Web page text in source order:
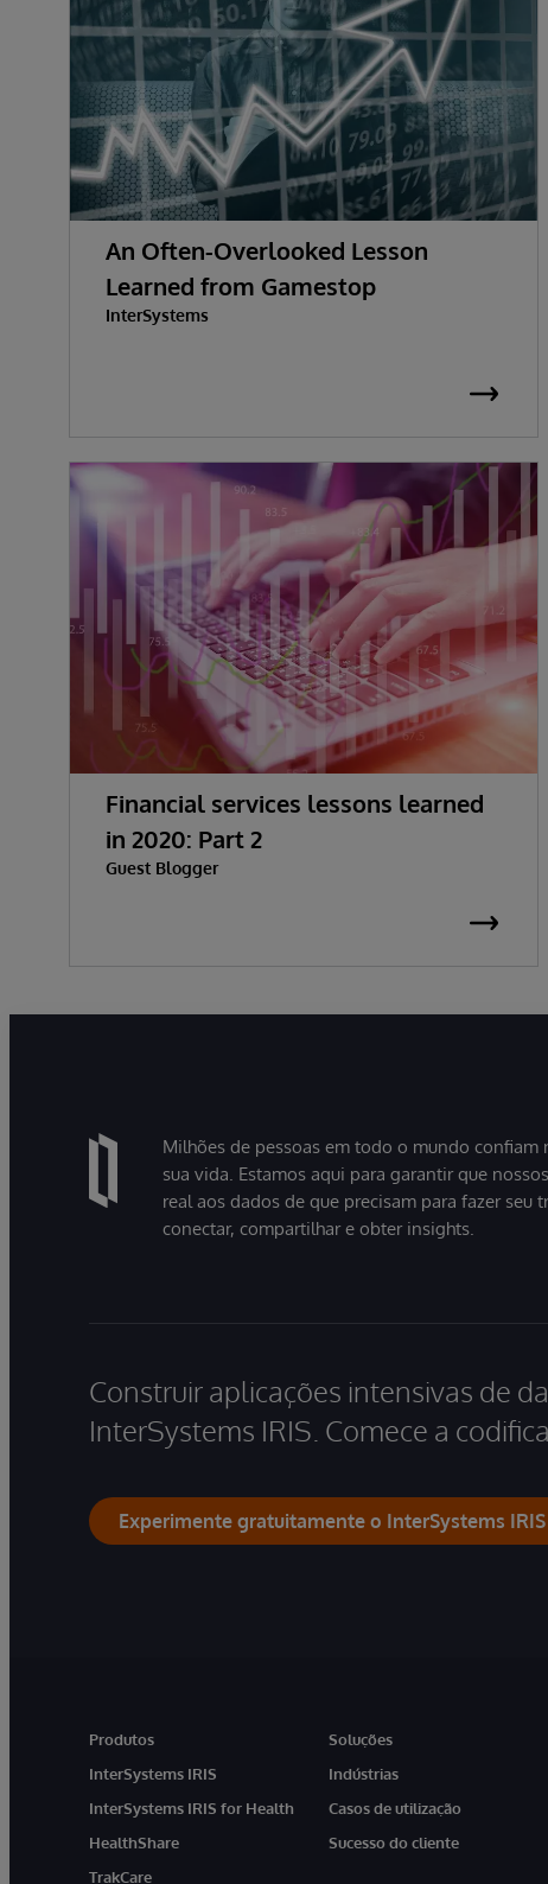
An Often-Overlooked Lesson
Learned from Gamestop
InterSystems
Financial services lessons learned
in 2020: Part 2
Guest Blogger
Milhões de pessoas em todo o mundo confiam
sua vida. Estamos aqui para garantir que
real aos dados de que precisam para fazer
conectar, compartilhar e obter insights.
Construir aplicações intensivas de
InterSystems IRIS. Comece a
Experimente gratuitamente o InterSystems IRIS
Produtos
InterSystems IRIS
InterSystems IRIS for Health
HealthShare
TrakCare
Soluções
Indústrias
Casos de utilização
Sucesso do cliente